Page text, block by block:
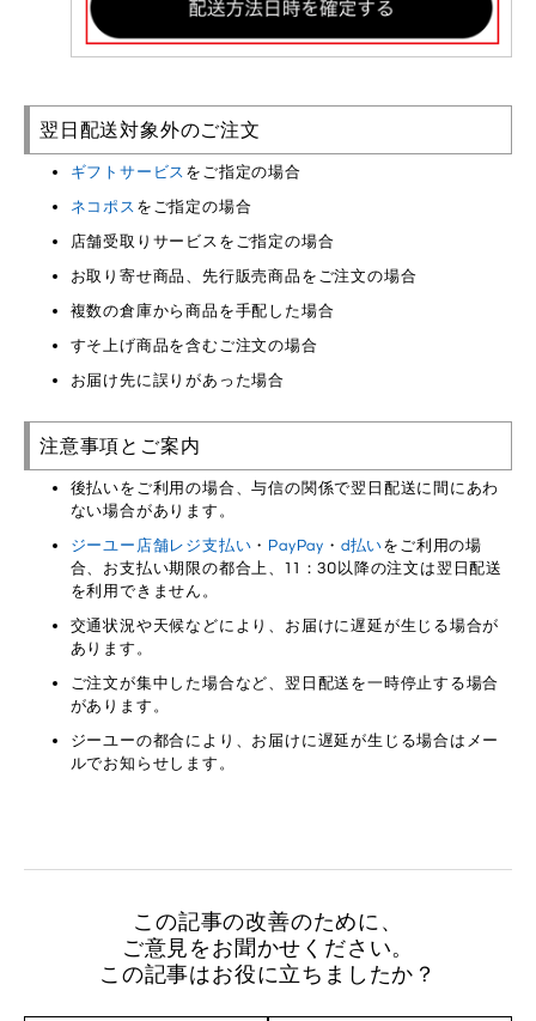
翌日配送対象外のご注文
ギフトサービス をご指定の場合
ネコポス をご指定の場合
店舗受取りサービスをご指定の場合
お取り寄せ商品、先行販売商品をご注文の場合
複数の倉庫から商品を手配した場合
すそ上げ商品を含むご注文の場合
お届け先に誤りがあった場合
注意事項とご案内
後払いをご利用の場合、与信の関係で翌日配送に間にあわ
ない場合があります。
ジーユー店舗レジ支払い ・ PayPay ・ d払いをご利用の場
合、お支払い期限の都合上、11：30以降の注文は翌日配送
を利用できません。
交通状況や天候などにより、お届けに遅延が生じる場合が
あります。
ご注文が集中した場合など、翌日配送を一時停止する場合
があります。
ジーユーの都合により、お届けに遅延が生じる場合はメー
ルでお知らせします。
この記事の改善のために、
ご意見をお聞かせください。
この記事はお役に立ちましたか？